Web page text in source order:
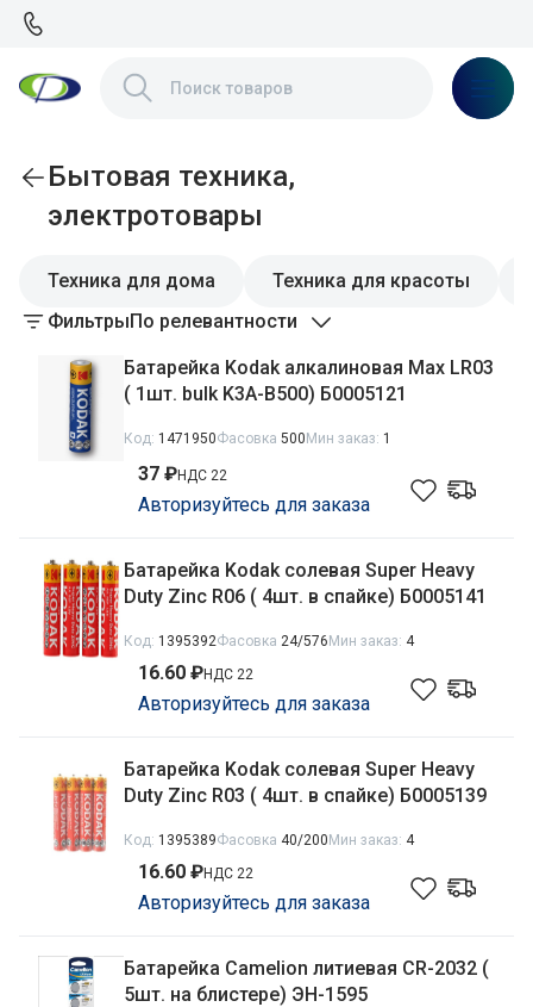
Бытовая техника,
электротовары
Техника для дома Техника для красоты
ФильтрыПо релевантности
Батарейка Kodak алкалиновая Max LR03
( 1шт. bulk K3A-B500) Б0005121
Код: 1471950Фасовка 500 Мин заказ: 1
37 ₽НДС 22
Авторизуйтесь для заказа
Батарейка Kodak солевая Super Heavy
Duty Zinc R06 ( 4шт. в спайке) Б0005141
Код: 1395392Фасовка 24/576Мин заказ: 4
16.60 ₽НДС 22
Авторизуйтесь для заказа
Батарейка Kodak солевая Super Heavy
Duty Zinc R03 ( 4шт. в спайке) Б0005139
Код: 1395389Фасовка 40/200Мин заказ: 4
16.60 ₽НДС 22
Авторизуйтесь для заказа
Батарейка Camelion литиевая CR-2032 (
5шт. на блистере) ЭН-1595